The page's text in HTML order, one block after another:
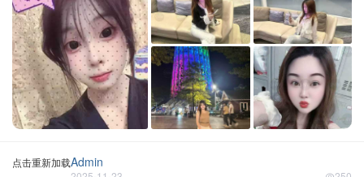
点击重新加载Admin